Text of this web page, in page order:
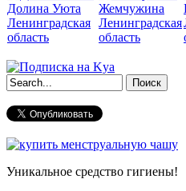
Долина Уюта
Ленинградская
область
Жемчужина
Ленинградская
область
Форма поиска
Уникальное средство гигиены!